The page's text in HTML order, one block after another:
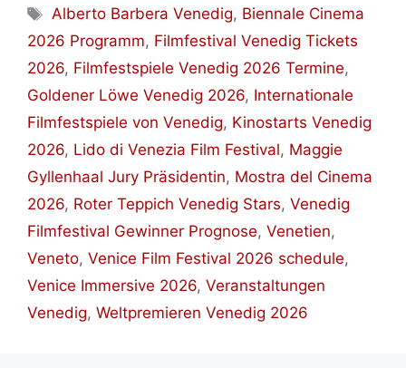
Schlagwörter
Alberto Barbera Venedig, Biennale Cinema
2026 Programm, Filmfestival Venedig Tickets
2026, Filmfestspiele Venedig 2026 Termine,
Goldener Löwe Venedig 2026, Internationale
Filmfestspiele von Venedig, Kinostarts Venedig
2026, Lido di Venezia Film Festival, Maggie
Gyllenhaal Jury Präsidentin, Mostra del Cinema
2026, Roter Teppich Venedig Stars, Venedig
Filmfestival Gewinner Prognose, Venetien,
Veneto, Venice Film Festival 2026 schedule,
Venice Immersive 2026, Veranstaltungen
Venedig, Weltpremieren Venedig 2026